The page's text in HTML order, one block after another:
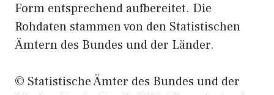
Form entsprechend aufbereitet. Die
Rohdaten stammen von den Statistischen
Ämtern des Bundes und der Länder.
© Statistische Ämter des Bundes und der